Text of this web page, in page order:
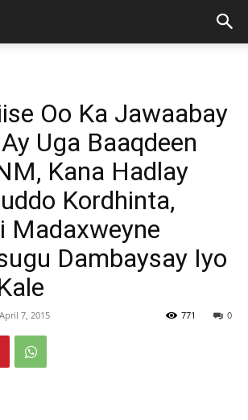
Oo Ka Jawaabay
Uga Baaqdeen
Kana Hadlay
Kordhinta,
Madaxweyne
Dambaysay Iyo
April 7, 2015 0
771